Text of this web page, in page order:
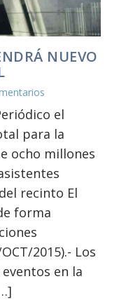
NUEVO
el
para la
ocho millones
recinto El
forma
OCT/2015).- Los
en la